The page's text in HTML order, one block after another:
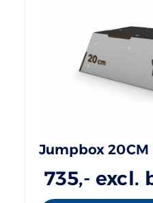
Jumpbox 20CM
735,- excl.